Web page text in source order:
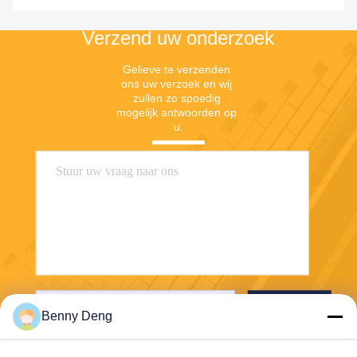
Verzend uw onderzoek
Gelieve te verzenden
ons uw verzoek en wij
zullen zo spoedig
mogelijk antwoorden op
u.
Benny Deng